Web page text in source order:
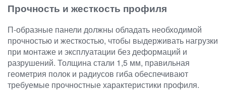
Прочность и жесткость профиля
П-образные панели должны обладать необходимой
прочностью и жесткостью, чтобы выдерживать нагрузки
при монтаже и эксплуатации без деформаций и
разрушений. Толщина стали 1,5 мм, правильная
геометрия полок и радиусов гиба обеспечивают
требуемые прочностные характеристики профиля.